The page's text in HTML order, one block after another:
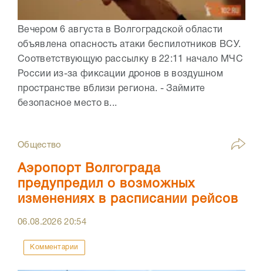
Вечером 6 августа в Волгоградской области
объявлена опасность атаки беспилотников ВСУ.
Соответствующую рассылку в 22:11 начало МЧС
России из-за фиксации дронов в воздушном
пространстве вблизи региона. - Займите
безопасное место в...
Общество
Аэропорт Волгограда
предупредил о возможных
изменениях в расписании рейсов
06.08.202620:54
Комментарии